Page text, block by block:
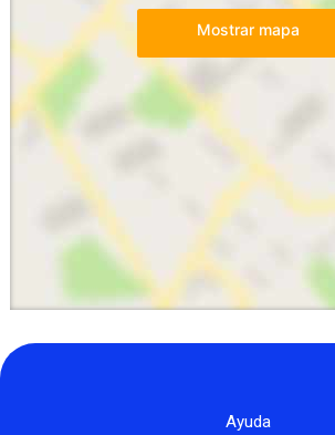
Mostrar mapa
Ayuda